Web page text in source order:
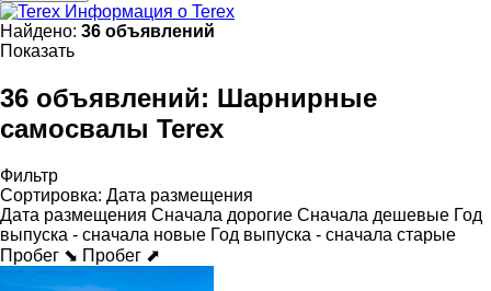
Информация о Terex
Найдено: 36 объявлений
Показать
36 объявлений: Шарнирные
самосвалы Terex
Фильтр
Сортировка: Дата размещения
Дата размещения Сначала дорогие Сначала дешевые Год
выпуска - сначала новые Год выпуска - сначала старые
Пробег ⬊ Пробег ⬈